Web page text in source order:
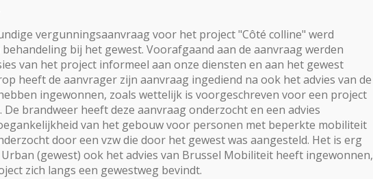
vergunningsaanvraag voor het project "Côté colline" werd
bij het gewest. Voorafgaand aan de aanvraag werden
van het project informeel aan onze diensten en aan het gewest
heeft de aanvrager zijn aanvraag ingediend na ook het advies van de
ingewonnen, zoals wettelijk is voorgeschreven voor een project
De brandweer heeft deze aanvraag onderzocht en een advies
van het gebouw voor personen met beperkte mobiliteit
door een vzw die door het gewest was aangesteld. Het is erg
(gewest) ook het advies van Brussel Mobiliteit heeft ingewonnen,
zich langs een gewestweg bevindt.